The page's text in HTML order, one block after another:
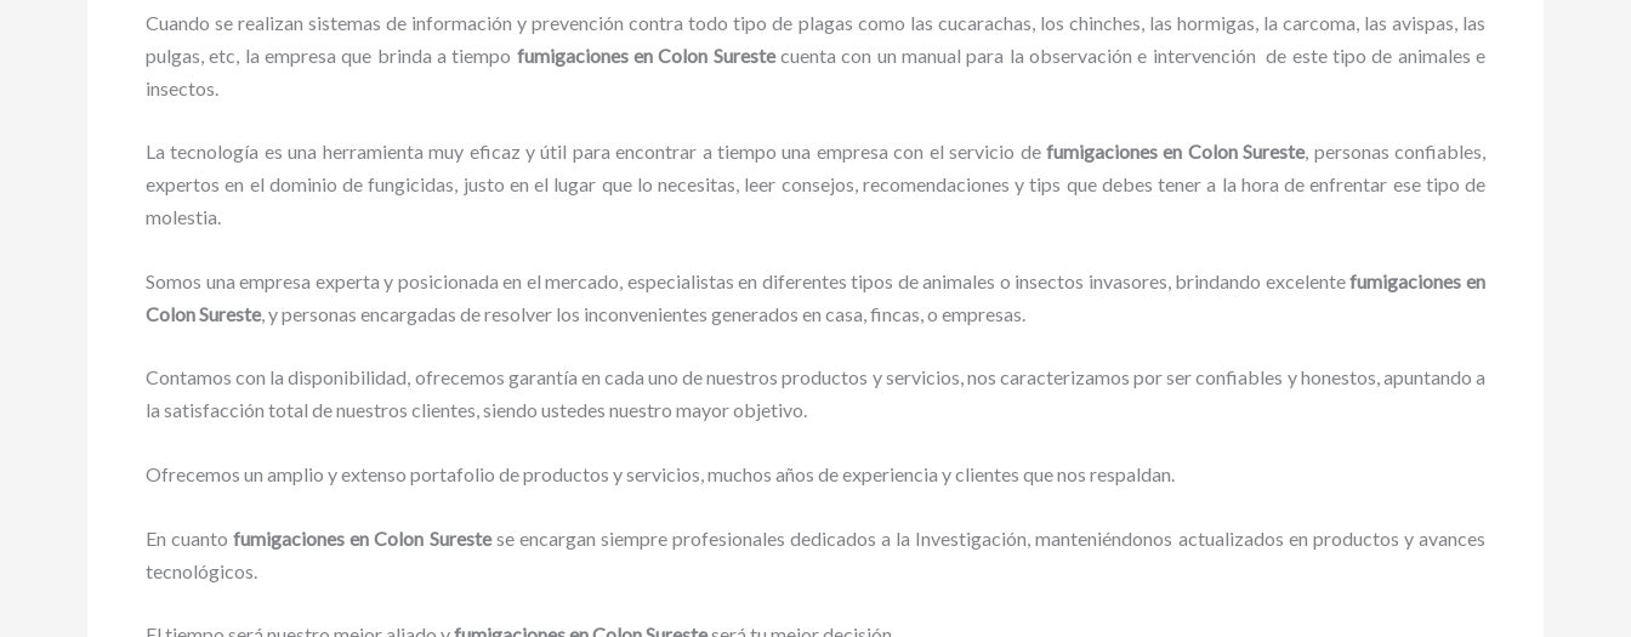
Cuando se realizan sistemas de información y prevención contra todo tipo de plagas como las cucarachas, los chinches, las hormigas, la carcoma, las avispas, las
pulgas, etc, la empresa que brinda a tiempo fumigacionesen Colon Surestecuenta con un manual para la observación e intervención de este tipo de animales e
insectos.
La tecnología es una herramienta muy eficaz y útil para encontrar a tiempo una empresa con el servicio de fumigacionesen Colon Sureste, personas confiables,
expertos en el dominio de fungicidas, justo en el lugar que lo necesitas, leer consejos, recomendaciones y tips que debes tener a la hora de enfrentar ese tipo de
molestia.
Somos una empresa experta y posicionada en el mercado, especialistas en diferentes tipos de animales o insectos invasores, brindando excelentefumigaciones en
Colon Sureste, y personas encargadas de resolver los inconvenientes generados en casa, fincas, o empresas.
Contamos con la disponibilidad, ofrecemos garantía en cada uno de nuestros productos y servicios, nos caracterizamos por ser confiables y honestos, apuntando a
la satisfacción total de nuestros clientes, siendo ustedes nuestro mayor objetivo.
Ofrecemos un amplio y extenso portafolio de productos y servicios, muchos años de experiencia y clientes que nos respaldan.
En cuantofumigaciones en Colon Surestese encargan siempre profesionales dedicados a la Investigación, manteniéndonos actualizados en productos y avances
tecnológicos.